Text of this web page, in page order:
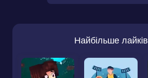
Найбільше лайків